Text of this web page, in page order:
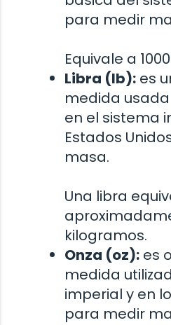
para medir
Equivale a
Libra (lb): es
medida
en el sistema
Estados
masa.
Una libra
kilogramos.
Onza (oz): es
medida
imperial y en
para medir